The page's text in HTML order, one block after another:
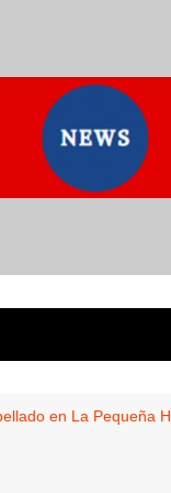
en La Pequeña